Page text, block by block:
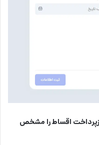
اقساط را مشخص